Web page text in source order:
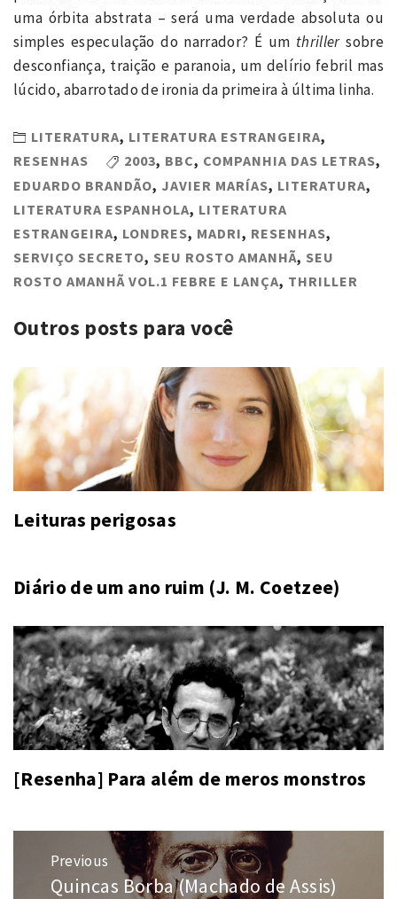
uma órbita abstrata – será uma verdade absoluta ou
simples especulação do narrador? É um thrillersobre
desconfiança, traição e paranoia, um delírio febril mas
lúcido, abarrotado de ironia da primeira à última linha.
LITERATURA, LITERATURA ESTRANGEIRA,
RESENHAS
2003, BBC, COMPANHIA DAS LETRAS,
EDUARDO BRANDÃO, JAVIER MARÍAS, LITERATURA,
LITERATURA ESPANHOLA, LITERATURA
ESTRANGEIRA, LONDRES, MADRI, RESENHAS,
SERVIÇO SECRETO, SEU ROSTO AMANHÃ, SEU
ROSTO AMANHÃ VOL.1 FEBRE E LANÇA, THRILLER
Outros posts para você
Leituras perigosas
Diário de um ano ruim (J. M. Coetzee)
[Resenha] Para além de meros monstros
Navegação
Previous
Previous
Quincas Borba (Machado de Assis)